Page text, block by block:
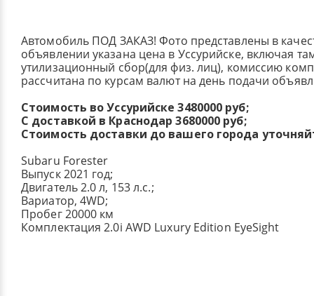
Автомобиль ПОД ЗАКАЗ! Фото представлены в
объявлении указана цена в Уссурийске, включая
утилизационный сбор(для физ. лиц), комиссию
рассчитана по курсам валют на день подачи
Стоимость во Уссурийске 3480000 руб;
С доставкой в Краснодар 3680000 руб;
Стоимость доставки до вашего города
Subaru Forester
Выпуск 2021 год;
Двигатель 2.0 л, 153 л.с.;
Вариатор, 4WD;
Пробег 20000 км
Комплектация 2.0i AWD Luxury Edition EyeSight